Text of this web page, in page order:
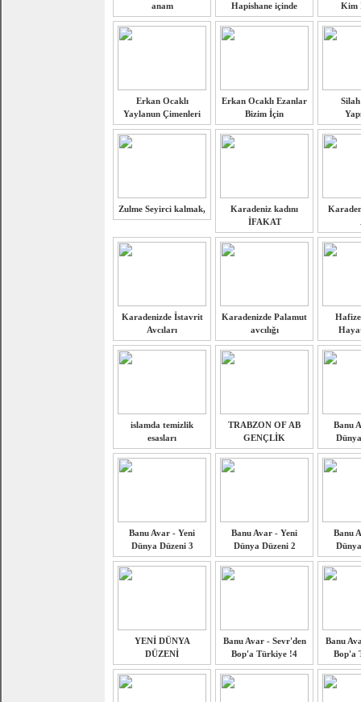
anam
Hapishane içinde
Kim
Erkan Ocaklı
Yaylanun Çimenleri
Erkan Ocaklı Ezanlar
Bizim İçin
Zulme Seyirci kalmak,
Karadeniz kadını
İFAKAT
Karadenizde İstavrit
Avcıları
Karadenizde Palamut
avcılığı
Hafize
islamda temizlik
esasları
TRABZON OF AB
GENÇLİK
Banu
Banu Avar - Yeni
Dünya Düzeni 3
Banu Avar - Yeni
Dünya Düzeni 2
Banu
YENİ DÜNYA
DÜZENİ
Banu Avar - Sevr'den
Bop'a Türkiye !4
Banu
Bop'a